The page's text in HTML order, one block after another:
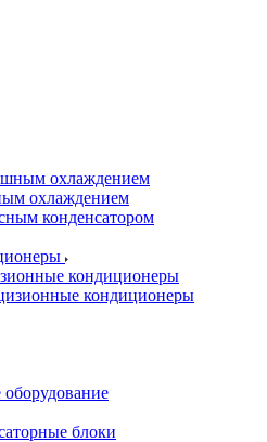
охлаждением
охлаждением
конденсатором
кондиционеры
кондиционеры
блоки